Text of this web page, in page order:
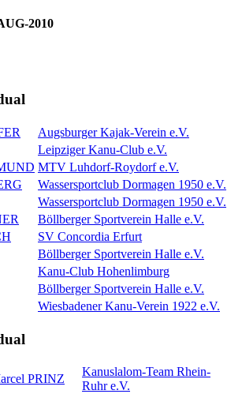
2010
Augsburger Kajak-Verein e.V.
Leipziger Kanu-Club e.V.
MTV Luhdorf-Roydorf e.V.
Wassersportclub Dormagen 1950 e.V.
Wassersportclub Dormagen 1950 e.V.
Böllberger Sportverein Halle e.V.
SV Concordia Erfurt
Böllberger Sportverein Halle e.V.
Kanu-Club Hohenlimburg
Böllberger Sportverein Halle e.V.
Wiesbadener Kanu-Verein 1922 e.V.
PRINZ
Kanuslalom-Team Rhein-
Ruhr e.V.